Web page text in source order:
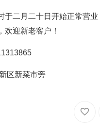
于二月二十日开始正常营
欢迎新老客户！
区新菜市旁